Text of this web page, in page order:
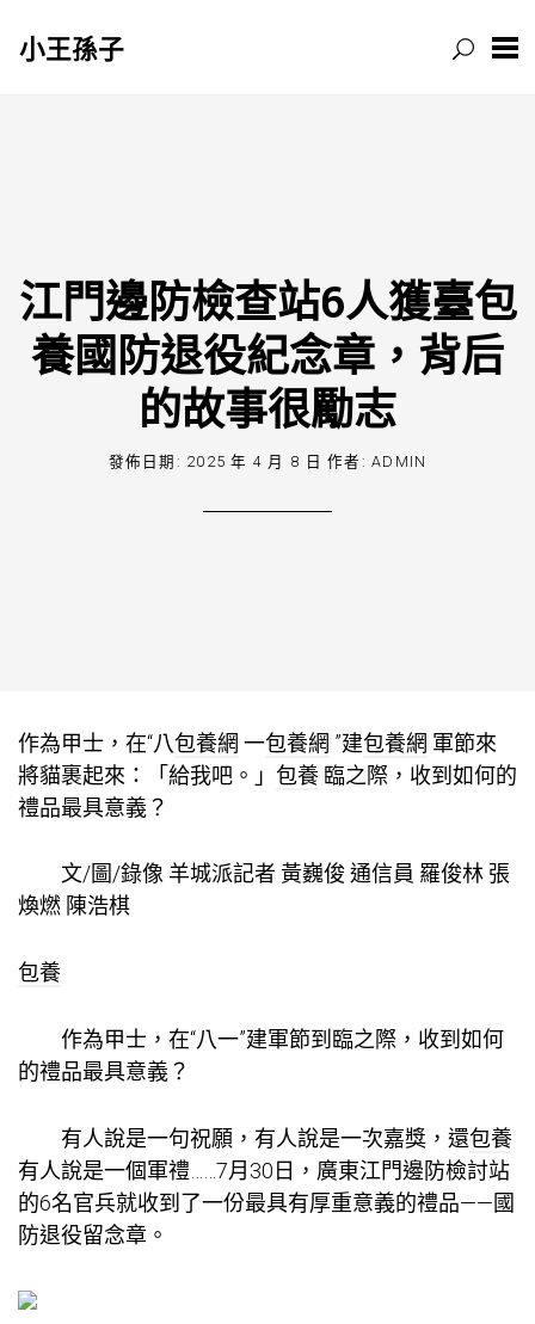
小王孫子
江門邊防檢查站6人獲臺包
養國防退役紀念章，背后
的故事很勵志
發佈日期: 2025 年 4 月 8 日 作者:ADMIN
作為甲士，在“八包養網 一包養網 ”建包養網 軍節來
將貓裹起來：「給我吧。」 包養 臨之際，收到如何的
禮品最具意義？
文/圖/錄像 羊城派記者 黃巍俊 通信員 羅俊林 張
煥燃 陳浩棋
包養
作為甲士，在“八一”建軍節到臨之際，收到如何
的禮品最具意義？
有人說是一句祝願，有人說是一次嘉獎，還包養
有人說是一個軍禮……7月30日，廣東江門邊防檢討站
的6名官兵就收到了一份最具有厚重意義的禮品——國
防退役留念章。